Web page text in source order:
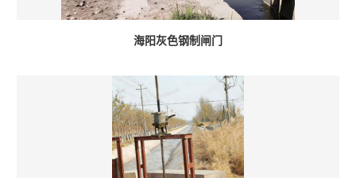
海阳灰色钢制闸门